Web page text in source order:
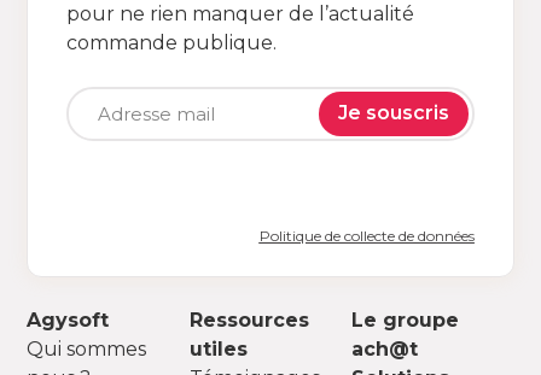
Agysoft
Qui sommes
Ressources
utiles
Le groupe
ach@t
pour ne rien manquer de l’actualité
commande publique.
Je souscris
Politique de collecte de données